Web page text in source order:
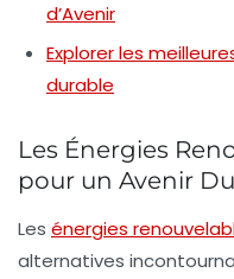
d’Avenir
Explorer les
durable
Les Énergies
pour un Avenir
Les énergies
alternatives